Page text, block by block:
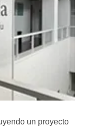
un proyecto